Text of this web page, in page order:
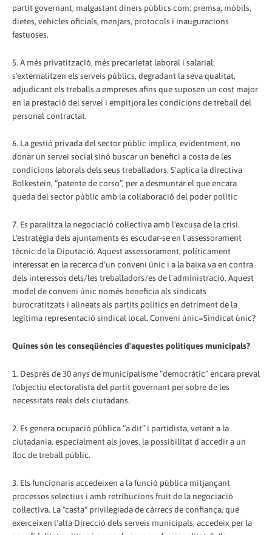
partit governant, malgastant diners públics com: premsa, mòbils,
dietes, vehicles oficials, menjars, protocols i inauguracions
fastuoses.
5. A més privatització, més precarietat laboral i salarial:
s'externalitzen els serveis públics, degradant la seva qualitat,
adjudicant els treballs a empreses afins que suposen un cost major
en la prestació del servei i empitjora les condicions de treball del
personal contractat.
6. La gestió privada del sector públic implica, evidentment, no
donar un servei social sinó buscar un benefici a costa de les
condicions laborals dels seus treballadors. S'aplica la directiva
Bolkestein, “patente de corso”, per a desmuntar el que encara
queda del sector públic amb la col·laboració del poder polític
7. Es paralitza la negociació col·lectiva amb l'excusa de la crisi.
L'estratègia dels ajuntaments és escudar-se en l'assessorament
tècnic de la Diputació. Aquest assessorament, políticament
interessat en la recerca d'un conveni únic i a la baixa va en contra
dels interessos dels/les treballadors/es de l'administració. Aquest
model de conveni únic només beneficia als sindicats
burocratitzats i alineats als partits polítics en detriment de la
legítima representació sindical local. Conveni únic=Sindicat únic?
Quines són les conseqüències d'aquestes polítiques municipals?
1. Després de 30 anys de municipalisme “democràtic” encara preval
l'objectiu electoralista del partit governant per sobre de les
necessitats reals dels ciutadans.
2. Es genera ocupació pública “a dit” i partidista, vetant a la
ciutadania, especialment als joves, la possibilitat d'accedir a un
lloc de treball públic.
3. Els funcionaris accedeixen a la funció pública mitjançant
processos selectius i amb retribucions fruit de la negociació
col·lectiva. La "casta" privilegiada de càrrecs de confiança, que
exerceixen l'alta Direcció dels serveis municipals, accedeix per la